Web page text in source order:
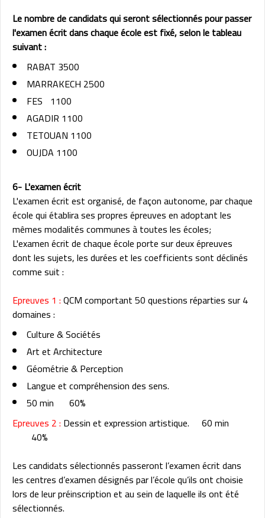
Le nombre de candidats qui seront sélectionnés pour passer
l'examen écrit dans chaque école est fixé, selon le tableau
suivant :
RABAT 3500
MARRAKECH 2500
FES 1100
AGADIR 1100
TETOUAN 1100
OUJDA 1100
6- L'examen écrit
L'examen écrit est organisé, de façon autonome, par chaque
école qui établira ses propres épreuves en adoptant les
mêmes modalités communes à toutes les écoles;
L'examen écrit de chaque école porte sur deux épreuves
dont les sujets, les durées et les coefficients sont déclinés
comme suit :
Epreuves 1 :QCM comportant 50 questions réparties sur 4
domaines :
Culture & Sociétés
Art et Architecture
Géométrie & Perception
Langue et compréhension des sens.
50 min
60%
Epreuves 2 : Dessin et expression artistique.
60 min
40%
Les candidats sélectionnés passeront l’examen écrit dans
les centres d’examen désignés par l’école qu’ils ont choisie
lors de leur préinscription et au sein de laquelle ils ont été
sélectionnés.